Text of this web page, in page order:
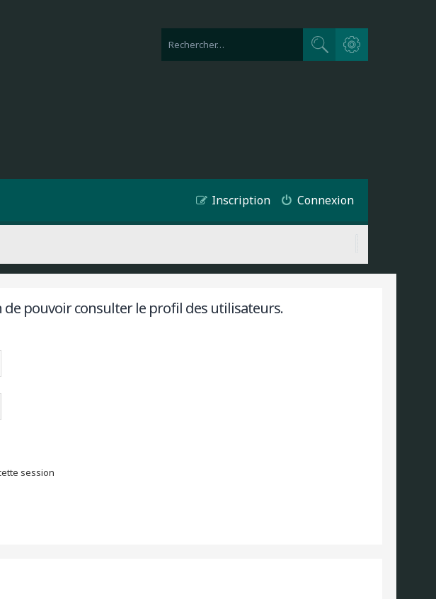
Rechercher
Recherche avancée
Connexion
Inscription
de pouvoir consulter le profil des utilisateurs.
session